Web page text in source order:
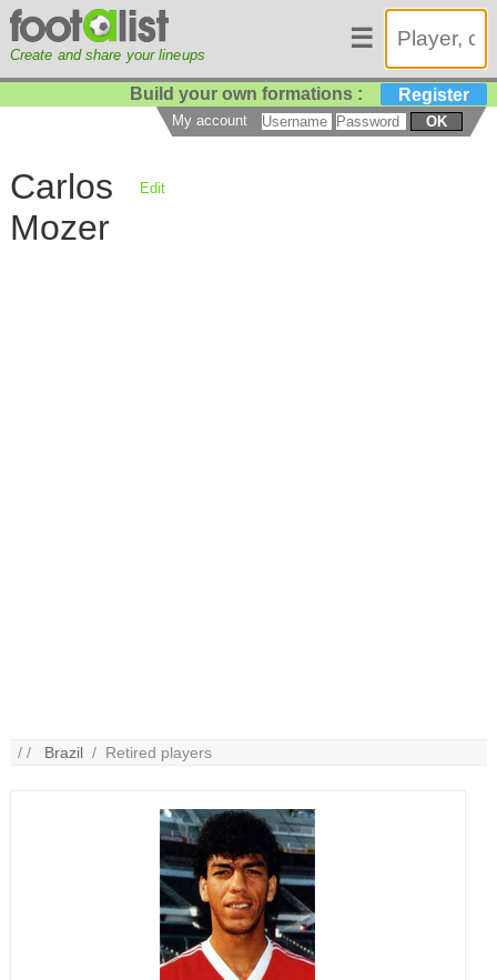
Create and share your lineups
☰
Build your own formations : Register
My account OK
Carlos
Mozer
Edit
/ / Brazil / Retired players